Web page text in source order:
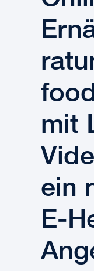
mit
ein
E-